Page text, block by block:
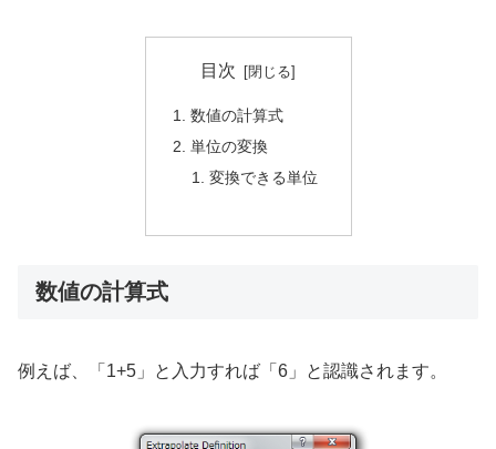
目次
数値の計算式
単位の変換
変換できる単位
数値の計算式
例えば、「1+5」と入力すれば「6」と認識されます。